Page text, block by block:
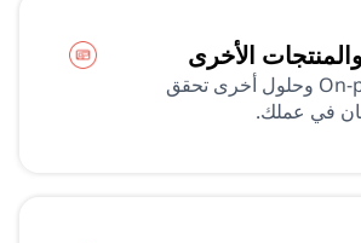
حلول On-premise وحلول أخرى تحقق
في عملك.